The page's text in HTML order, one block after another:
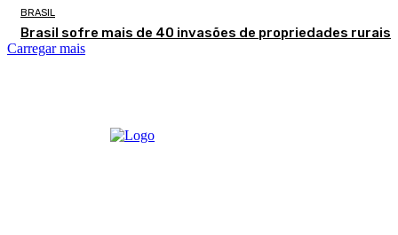
BRASIL
Brasil sofre mais de 40 invasões de propriedades rurais
Carregar mais